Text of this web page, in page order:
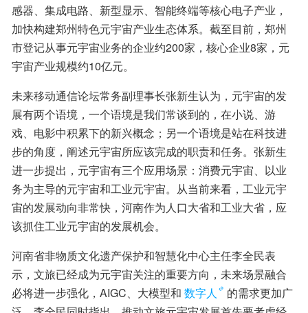
感器、集成电路、新型显示、智能终端等核心电子产业，
加快构建郑州特色元宇宙产业生态体系。截至目前，郑州
市登记从事元宇宙业务的企业约200家，核心企业8家，元
宇宙产业规模约10亿元。
未来移动通信论坛常务副理事长张新生认为，元宇宙的发
展有两个语境，一个语境是我们常谈到的，在小说、游
戏、电影中积累下的新兴概念；另一个语境是站在科技进
步的角度，阐述元宇宙所应该完成的职责和任务。张新生
进一步提出，元宇宙有三个应用场景：消费元宇宙、以业
务为主导的元宇宙和工业元宇宙。从当前来看，工业元宇
宙的发展动向非常快，河南作为人口大省和工业大省，应
该抓住工业元宇宙的发展机会。
河南省非物质文化遗产保护和智慧化中心主任李全民表
示，文旅已经成为元宇宙关注的重要方向，未来场景融合
必将进一步强化，AIGC、大模型和 数字人
的需求更加广